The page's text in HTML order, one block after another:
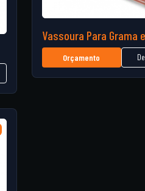
Vassoura Para Grama
Orçamento